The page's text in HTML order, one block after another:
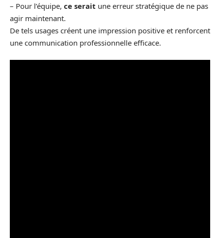
– Pour l’équipe, ce serait une erreur stratégique de ne pas
agir maintenant.
De tels usages créent une impression positive et renforcent
une communication professionnelle efficace.